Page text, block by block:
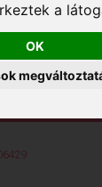
a
OK